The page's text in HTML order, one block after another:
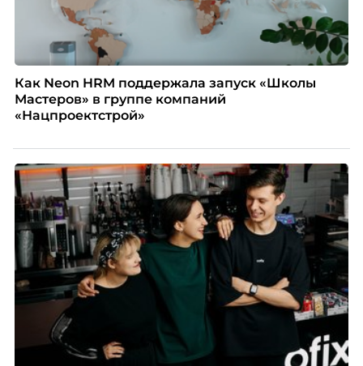
Как Neon HRM поддержала запуск «Школы
Мастеров» в группе компаний
«Нацпроектстрой»